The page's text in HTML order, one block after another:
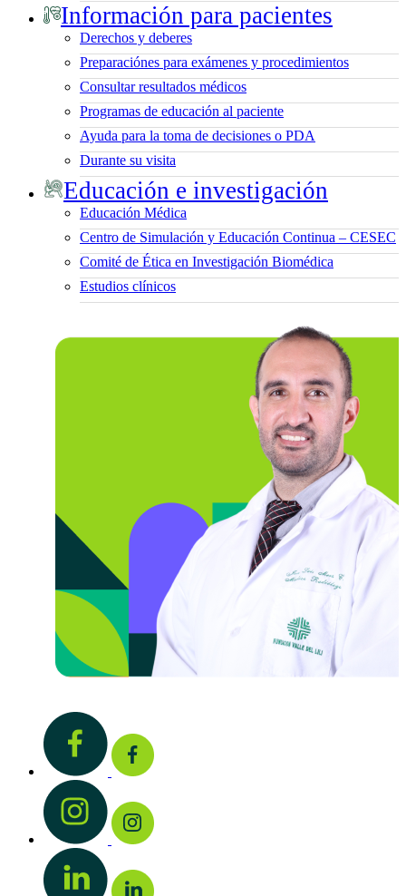
Información para pacientes
Derechos y deberes
Preparaciónes para exámenes y procedimientos
Consultar resultados médicos
Programas de educación al paciente
Ayuda para la toma de decisiones o PDA
Durante su visita
Educación e investigación
Educación Médica
Centro de Simulación y Educación Continua – CESEC
Comité de Ética en Investigación Biomédica
Estudios clínicos